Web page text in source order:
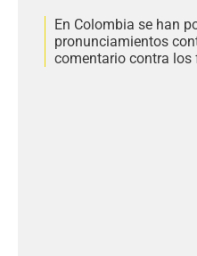
En Colombia se han
pronunciamientos
comentario contra